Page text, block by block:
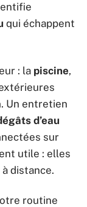
qui échappent
: la piscine,
Un entretien
d’eau
sur
utile : elles
distance.
routine